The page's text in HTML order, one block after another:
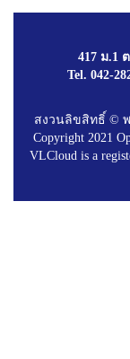
417 ม.1
Tel. 042-
สงวนลิขสิทธิ์ © พ
Copyright 2021
VLCloud is a